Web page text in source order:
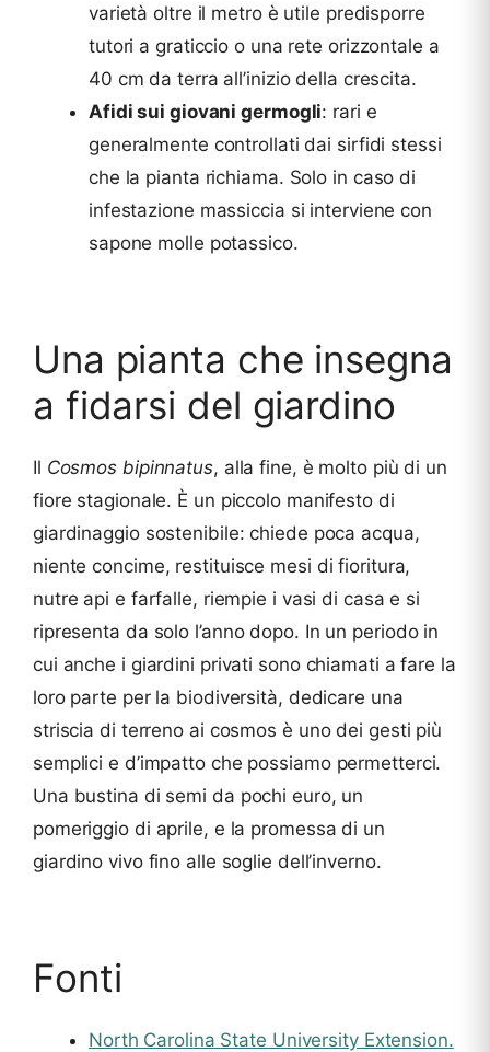
varietà oltre il metro è utile predisporre
tutori a graticcio o una rete orizzontale a
40 cm da terra all’inizio della crescita.
Afidi sui giovani germogli: rari e
generalmente controllati dai sirfidi stessi
che la pianta richiama. Solo in caso di
infestazione massiccia si interviene con
sapone molle potassico.
Una pianta che insegna
a fidarsi del giardino
Il Cosmos bipinnatus, alla fine, è molto più di un
fiore stagionale. È un piccolo manifesto di
giardinaggio sostenibile: chiede poca acqua,
niente concime, restituisce mesi di fioritura,
nutre api e farfalle, riempie i vasi di casa e si
ripresenta da solo l’anno dopo. In un periodo in
cui anche i giardini privati sono chiamati a fare la
loro parte per la biodiversità, dedicare una
striscia di terreno ai cosmos è uno dei gesti più
semplici e d’impatto che possiamo permetterci.
Una bustina di semi da pochi euro, un
pomeriggio di aprile, e la promessa di un
giardino vivo fino alle soglie dell’inverno.
Fonti
North Carolina State University Extension.